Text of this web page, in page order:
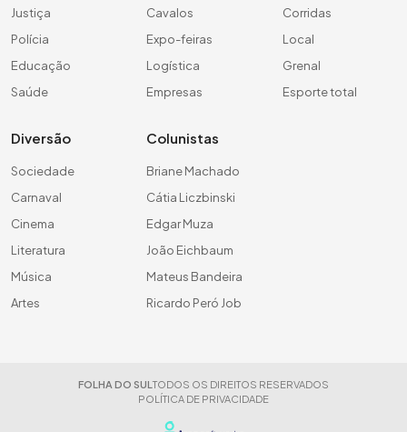
Justiça
Polícia
Educação
Saúde
Cavalos
Expo-feiras
Logística
Empresas
Corridas
Local
Grenal
Esporte total
Diversão
Sociedade
Carnaval
Cinema
Literatura
Música
Artes
Colunistas
Briane Machado
Cátia Liczbinski
Edgar Muza
João Eichbaum
Mateus Bandeira
Ricardo Peró Job
FOLHA DO SUL TODOS OS DIREITOS RESERVADOS
POLÍTICA DE PRIVACIDADE